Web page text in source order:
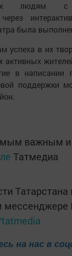
к людям с
была
успеха в их
активных
в написании
поддержки
важным
Татмедиа
Татарстана
мессенджере
на нас в